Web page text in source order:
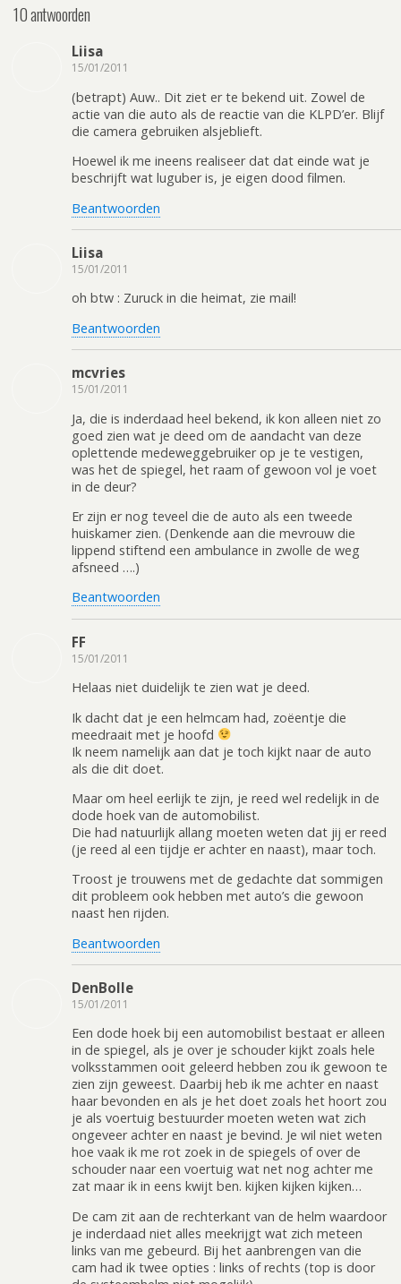
10 antwoorden
Liisa
15/01/2011
(betrapt) Auw.. Dit ziet er te bekend uit. Zowel de
actie van die auto als de reactie van die KLPD’er. Blijf
die camera gebruiken alsjeblieft.
Hoewel ik me ineens realiseer dat dat einde wat je
beschrijft wat luguber is, je eigen dood filmen.
Beantwoorden
Liisa
15/01/2011
oh btw : Zuruck in die heimat, zie mail!
Beantwoorden
mcvries
15/01/2011
Ja, die is inderdaad heel bekend, ik kon alleen niet zo
goed zien wat je deed om de aandacht van deze
oplettende medeweggebruiker op je te vestigen,
was het de spiegel, het raam of gewoon vol je voet
in de deur?
Er zijn er nog teveel die de auto als een tweede
huiskamer zien. (Denkende aan die mevrouw die
lippend stiftend een ambulance in zwolle de weg
afsneed ….)
Beantwoorden
FF
15/01/2011
Helaas niet duidelijk te zien wat je deed.
Ik dacht dat je een helmcam had, zoëentje die
meedraait met je hoofd
Ik neem namelijk aan dat je toch kijkt naar de auto
als die dit doet.
Maar om heel eerlijk te zijn, je reed wel redelijk in de
dode hoek van de automobilist.
Die had natuurlijk allang moeten weten dat jij er reed
(je reed al een tijdje er achter en naast), maar toch.
Troost je trouwens met de gedachte dat sommigen
dit probleem ook hebben met auto’s die gewoon
naast hen rijden.
Beantwoorden
DenBolle
15/01/2011
Een dode hoek bij een automobilist bestaat er alleen
in de spiegel, als je over je schouder kijkt zoals hele
volksstammen ooit geleerd hebben zou ik gewoon te
zien zijn geweest. Daarbij heb ik me achter en naast
haar bevonden en als je het doet zoals het hoort zou
je als voertuig bestuurder moeten weten wat zich
ongeveer achter en naast je bevind. Je wil niet weten
hoe vaak ik me rot zoek in de spiegels of over de
schouder naar een voertuig wat net nog achter me
zat maar ik in eens kwijt ben. kijken kijken kijken…
De cam zit aan de rechterkant van de helm waardoor
je inderdaad niet alles meekrijgt wat zich meteen
links van me gebeurd. Bij het aanbrengen van die
cam had ik twee opties : links of rechts (top is door